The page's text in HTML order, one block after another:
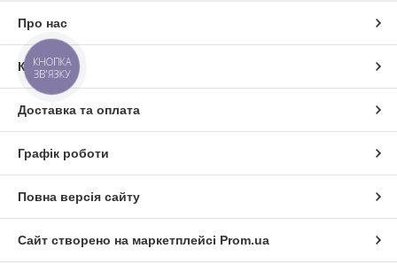
Про нас
Контакти
Доставка та оплата
Графік роботи
Повна версія сайту
Сайт створено на маркетплейсі Prom.ua
КНОПКА
ЗВ'ЯЗКУ